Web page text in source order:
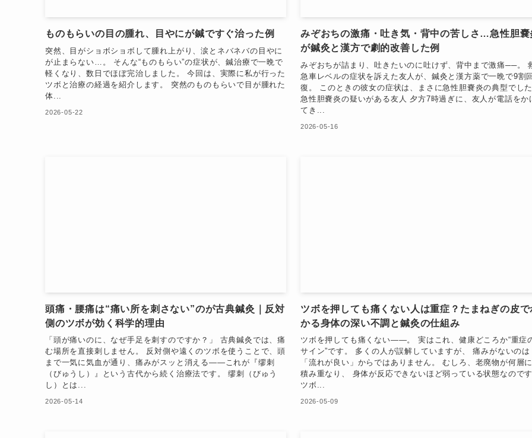
ものもらいの目の腫れ、目やにが鍼ですぐ治った例
突然、目がショボショボして腫れ上がり、涙とネバネバの目やに
が止まらない…。 そんな“ものもらい”の症状が、鍼治療で一晩で
軽くなり、数日でほぼ完治しました。 今回は、実際に私が行った
ツボと治療の経過を紹介します。 突然のものもらいで目が腫れた
体...
2026-05-22
みぞおちの激痛・吐き気・背中の苦しさ…急性胆嚢
が鍼灸と漢方で劇的改善した例
みぞおちが詰まり、吐きたいのに吐けず、背中まで激痛──。
急車レベルの症状を訴えた友人が、鍼灸と漢方薬で一晩で9割回
復。 このときの彼女の症状は、まさに急性胆嚢炎の典型でした
急性胆嚢炎の疑いがある友人 夕方7時過ぎに、友人が電話をか
てき...
2026-05-16
頭痛・腰痛は“痛い所を刺さない”のが古典鍼灸｜反対
側のツボが効く科学的理由
「頭が痛いのに、なぜ手足を刺すのですか？」 古典鍼灸では、痛
む場所を直接刺しません。 反対側や遠くのツボを使うことで、頭
まで一気に気血が通り、痛みがスッと消える——これが『缪刺
（びゅうし）』という古代から続く治療法です。 缪刺（びゅう
し）とは...
2026-05-14
ツボを押しても痛くない人は重症？たまねぎの皮で
かる身体の深い不調と鍼灸の仕組み
ツボを押しても痛くない——。 実はこれ、健康どころか“重症
サイン”です。 多くの人が誤解していますが、 痛みがないのは
「流れが良い」からではありません。 むしろ、老廃物が何層
積み重なり、 身体が反応できないほど弱っている状態なのです
ツボ...
2026-05-09